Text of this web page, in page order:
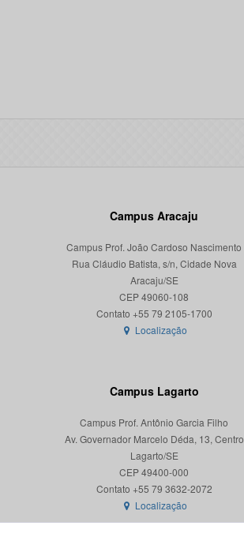
Campus Aracaju
Campus Prof. João Cardoso Nascimento
Rua Cláudio Batista, s/n, Cidade Nova
Aracaju/SE
CEP 49060-108
Localização
Campus Lagarto
Campus Prof. Antônio Garcia Filho
Av. Governador Marcelo Déda, 13, Centro
Lagarto/SE
CEP 49400-000
Localização